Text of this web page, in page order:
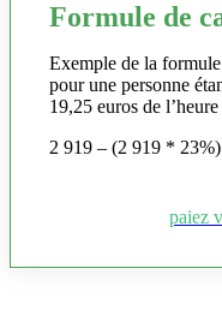
Formule de
Exemple de la
pour une personne
19,25 euros de l’heure
2 919 – (2 919 *
paiez